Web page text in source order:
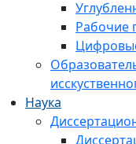
Рабочие
Наука